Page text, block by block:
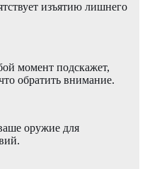
изъятию лишнего
момент подскажет,
обратить внимание.
оружие для